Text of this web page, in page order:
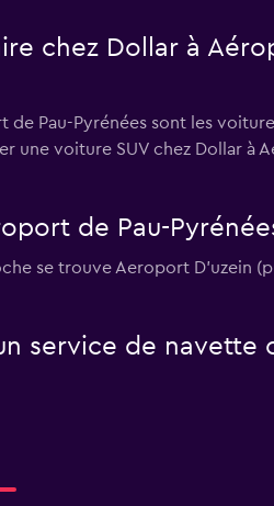
chez Dollar à
Pau-Pyrénées sont les
une voiture SUV chez Dollar à
de Pau-
se trouve Aeroport D'uzein
service de navette